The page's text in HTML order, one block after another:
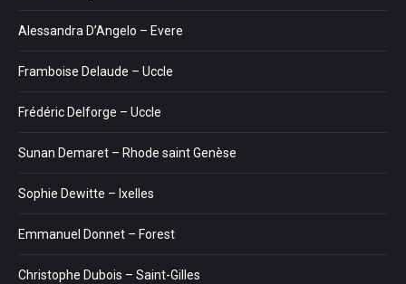
Alessandra D’Angelo – Evere
Framboise Delaude – Uccle
Frédéric Delforge – Uccle
Sunan Demaret – Rhode saint Genèse
Sophie Dewitte – Ixelles
Emmanuel Donnet – Forest
Christophe Dubois – Saint-Gilles